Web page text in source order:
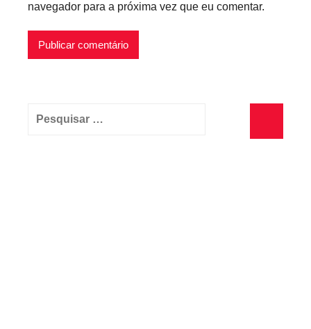
navegador para a próxima vez que eu comentar.
Pesquisar